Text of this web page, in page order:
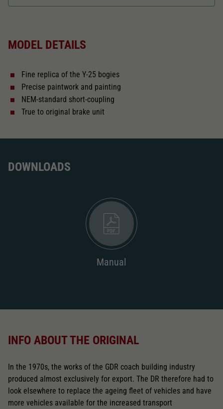
The model has a coupler pocket
Close
MODEL DETAILS
Fine replica of the Y-25 bogies
Precise paintwork and painting
NEM-standard short-coupling
True to original brake unit
DOWNLOADS
Manual
INFO ABOUT THE ORIGINAL
In the 1970s, the works of the GDR coach building industry
produced almost exclusively for export. The DR therefore had to
look elsewhere to replace the ageing fleet of vehicles and have
more vehicles available for the increased transport
Webseiten-Betreiber dies eingestellt hat.